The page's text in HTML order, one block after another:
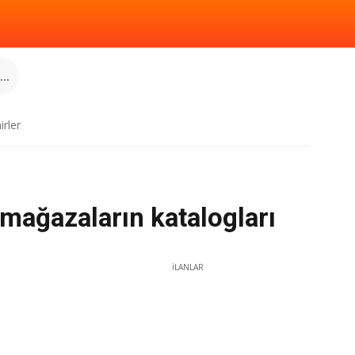
katalogları
İLANLAR